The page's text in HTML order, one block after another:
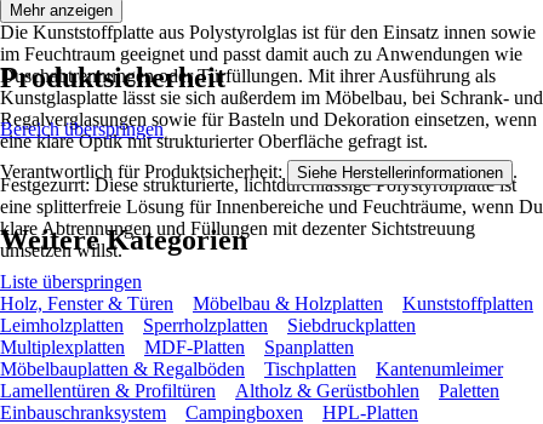
Die Kunststoffplatte aus Polystyrolglas ist für den Einsatz innen sowie
im Feuchtraum geeignet und passt damit auch zu Anwendungen wie
Duschabtrennungen oder Türfüllungen. Mit ihrer Ausführung als
Kunstglasplatte lässt sie sich außerdem im Möbelbau, bei Schrank- und
Regalverglasungen sowie für Basteln und Dekoration einsetzen, wenn
eine klare Optik mit strukturierter Oberfläche gefragt ist.
Festgezurrt: Diese strukturierte, lichtdurchlässige Polystyrolplatte ist
eine splitterfreie Lösung für Innenbereiche und Feuchträume, wenn Du
klare Abtrennungen und Füllungen mit dezenter Sichtstreuung
umsetzen willst.
Mehr anzeigen
Produktsicherheit
Bereich überspringen
Verantwortlich für Produktsicherheit: Siehe Herstellerinformationen .
Weitere Kategorien
Liste überspringen
Holz, Fenster & Türen
Möbelbau & Holzplatten
Kunststoffplatten
Leimholzplatten
Sperrholzplatten
Siebdruckplatten
Multiplexplatten
MDF-Platten
Spanplatten
Möbelbauplatten & Regalböden
Tischplatten
Kantenumleimer
Lamellentüren & Profiltüren
Altholz & Gerüstbohlen
Paletten
Einbauschranksystem
Campingboxen HPL-Platten